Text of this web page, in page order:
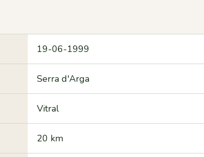
19-06-1999
Serra d'Arga
Vitral
20 km